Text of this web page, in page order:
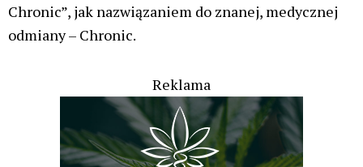
Chronic”, jak nazwiązaniem do znanej, medycznej
odmiany – Chronic.
Reklama